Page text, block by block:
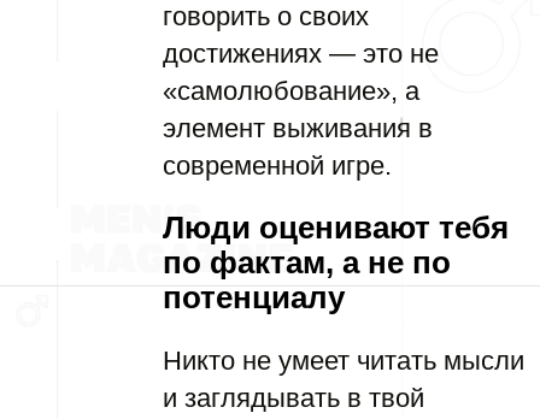
говорить о своих
достижениях — это не
«самолюбование», а
элемент выживания в
современной игре.
Люди оценивают тебя
по фактам, а не по
потенциалу
Никто не умеет читать мысли
и заглядывать в твой